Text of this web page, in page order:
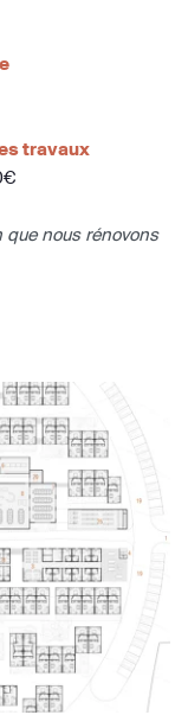
travaux
nous rénovons